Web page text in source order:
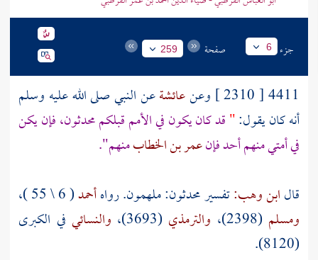
جزء 6 صفحة 259
4411 [ 2310 ] وعن عائشةعن النبي صلى الله عليه وسلم
أنه كان يقول:"قد كان يكون في الأمم قبلكم محدثون، فإن يكن
في أمتي منهم أحد فإنعمر بن الخطابمنهم".
قالابن وهب:تفسير محدثون: ملهمون. رواهأحمد( 6 \ 55 )،
ومسلم (2398)، والترمذي (3693)، والنسائي في الكبرى
(8120).